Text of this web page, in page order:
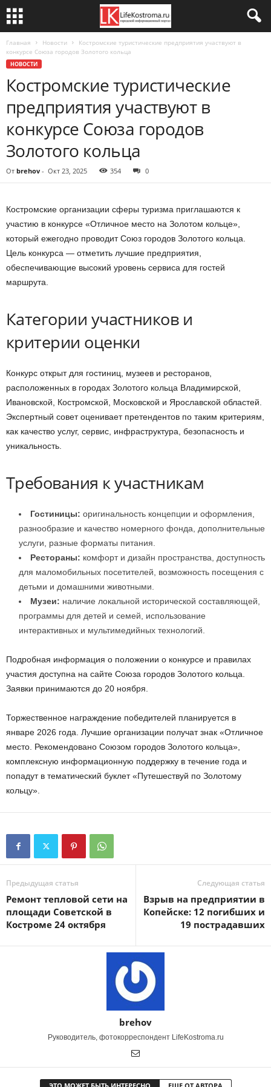
Главная Новости
Костромские туристические предприятия участвуют в
конкурсе Союза городов Золотого кольца
НОВОСТИ
Костромские туристические
предприятия участвуют в
конкурсе Союза городов
Золотого кольца
От brehov - Окт 23, 2025 354 0
Костромские организации сферы туризма приглашаются к
участию в конкурсе «Отличное место на Золотом кольце»,
который ежегодно проводит Союз городов Золотого кольца.
Цель конкурса — отметить лучшие предприятия,
обеспечивающие высокий уровень сервиса для гостей
маршрута.
Категории участников и
критерии оценки
Конкурс открыт для гостиниц, музеев и ресторанов,
расположенных в городах Золотого кольца Владимирской,
Ивановской, Костромской, Московской и Ярославской областей.
Экспертный совет оценивает претендентов по таким критериям,
как качество услуг, сервис, инфраструктура, безопасность и
уникальность.
Требования к участникам
Гостиницы: оригинальность концепции и оформления,
разнообразие и качество номерного фонда, дополнительные
услуги, разные форматы питания.
Рестораны: комфорт и дизайн пространства, доступность
для маломобильных посетителей, возможность посещения с
детьми и домашними животными.
Музеи: наличие локальной исторической составляющей,
программы для детей и семей, использование
интерактивных и мультимедийных технологий.
Подробная информация о положении о конкурсе и правилах
участия доступна на сайте Союза городов Золотого кольца.
Заявки принимаются до 20 ноября.
Торжественное награждение победителей планируется в
январе 2026 года. Лучшие организации получат знак «Отличное
место. Рекомендовано Союзом городов Золотого кольца»,
комплексную информационную поддержку в течение года и
попадут в тематический буклет «Путешествуй по Золотому
кольцу».
Предыдущая статья
Ремонт тепловой сети на
площади Советской в
Костроме 24 октября
Следующая статья
Взрыв на предприятии в
Копейске: 12 погибших и
19 пострадавших
brehov
Руководитель, фотокорреспондент LifeKostroma.ru